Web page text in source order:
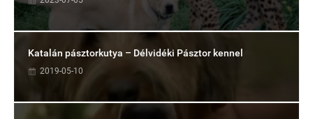
Katalán pásztorkutya – Délvidéki Pásztor kennel
2019-05-10